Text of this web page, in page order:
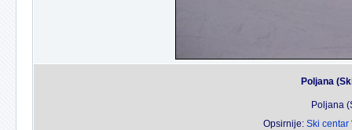
Poljana
Poljana
Opsirnije: Ski centar